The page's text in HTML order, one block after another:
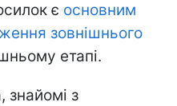
є основним
зовнішнього
етапі.
з